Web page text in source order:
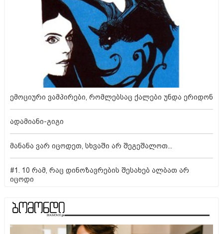
ემოციური ვამპირები, რომლებსაც ქალები უნდა ერიდონ
ადამიანი-გიგი
მანანა ვარ იცოდეთ, სხვაში არ შეგეშალოთ...
#1. 10 რამ, რაც დინოზავრების შესახებ ალბათ არ
იცოდი